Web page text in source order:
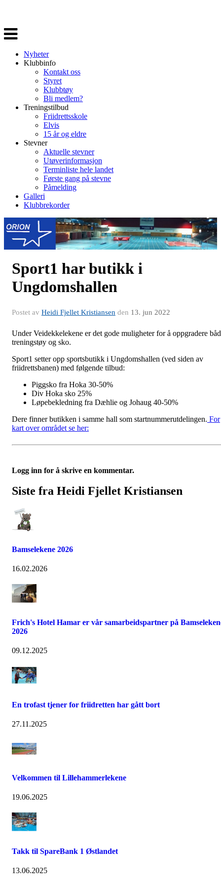
Veksle
navigasjon
Nyheter
Klubbinfo
Kontakt oss
Styret
Klubbtøy
Bli medlem?
Treningstilbud
Friidrettsskole
Elvis
15 år og eldre
Stevner
Aktuelle stevner
Utøverinformasjon
Terminliste hele landet
Første gang på stevne
Påmelding
Galleri
Klubbrekorder
Sport1 har butikk i
Ungdomshallen
Postet av Heidi Fjellet Kristiansen den 13. jun 2022
Under Veidekkelekene er det gode muligheter for å oppgradere
treningstøy og sko.
Sport1 setter opp sportsbutikk i Ungdomshallen (ved siden av
friidrettsbanen) med følgende tilbud:
Piggsko fra Hoka 30-50%
Div Hoka sko 25%
Løpebekledning fra Dæhlie og Johaug 40-50%
Dere finner butikken i samme hall som startnummerutdelingen. For
kart over området se her:
Logg inn for å skrive en kommentar.
Siste fra Heidi Fjellet Kristiansen
Bamselekene 2026
16.02.2026
Frich's Hotel Hamar er vår samarbeidspartner på
2026
09.12.2025
En trofast tjener for friidretten har gått bort
27.11.2025
Velkommen til Lillehammerlekene
19.06.2025
Takk til SpareBank 1 Østlandet
13.06.2025